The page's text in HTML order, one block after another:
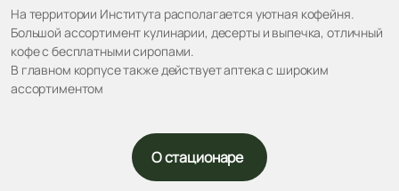
На территории Института располагается уютная кофейня.
Большой ассортимент кулинарии, десерты и выпечка, отличный
кофе с бесплатными сиропами.
В главном корпусе также действует аптека с широким
ассортиментом
О стационаре